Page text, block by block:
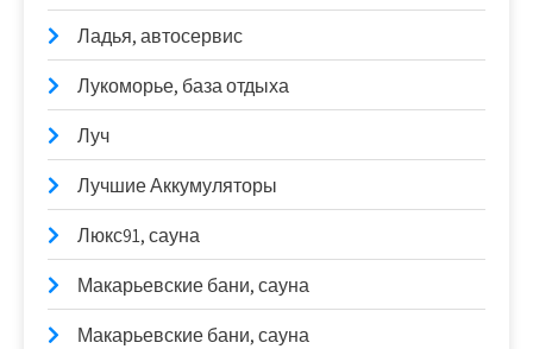
Ладья, автосервис
Лукоморье, база отдыха
Луч
Лучшие Аккумуляторы
Люкс91, сауна
Макарьевские бани, сауна
Макарьевские бани, сауна